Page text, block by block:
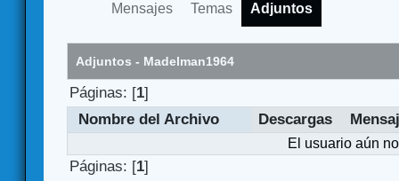
Mensajes Temas Adjuntos
Adjuntos - Madelman1964
Páginas: [1]
Nombre del Archivo
Descargas
El usuario aún
Páginas: [1]